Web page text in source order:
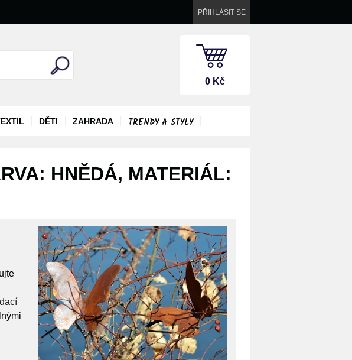
PŘIHLÁSIT SE
0 Kč
DĚTI ZAHRADA TRENDY A STYLY
HNĚDÁ, MATERIÁL: